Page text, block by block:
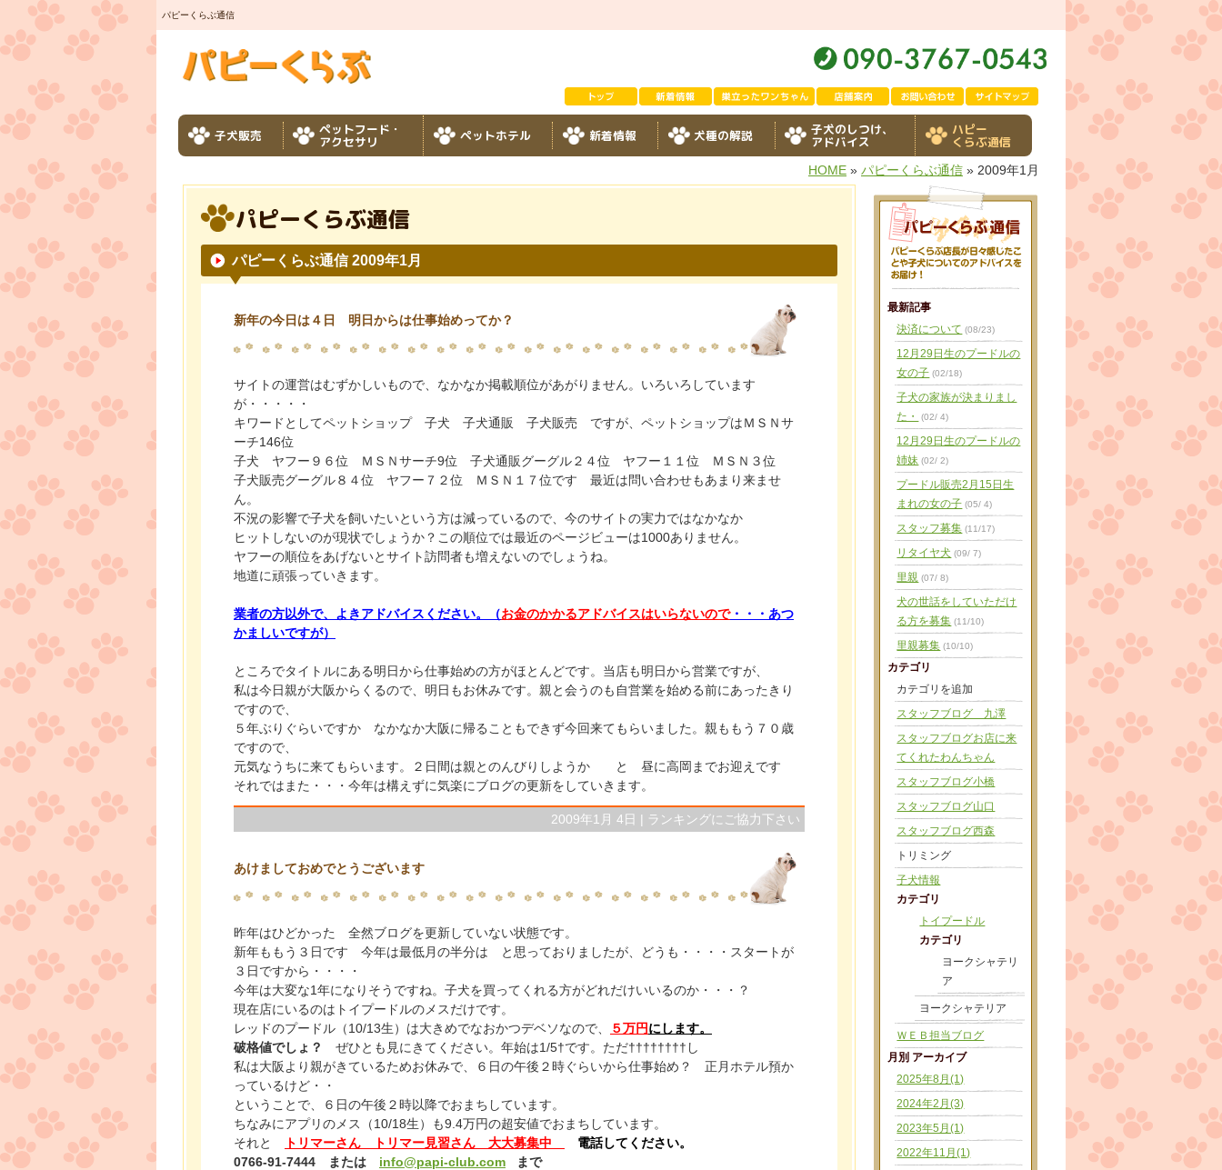
パピーくらぶ通信
子犬販売 ペットフード・
アクセサリ ペットホテル 新着情報 犬種の解説 子犬のしつけ、
アドバイス
ハピー
くらぶ通信
HOME » パピーくらぶ通信 » 2009年1月
パピーくらぶ通信
パピーくらぶ通信 2009年1月
新年の今日は４日 明日からは仕事始めってか？
サイトの運営はむずかしいもので、なかなか掲載順位があがりません。いろいろしています
が・・・・・
キワードとしてペットショップ 子犬 子犬通販 子犬販売 ですが、ペットショップはＭＳＮサ
ーチ146位
子犬 ヤフー９６位 ＭＳＮサーチ9位 子犬通販グーグル２４位 ヤフー１１位 ＭＳＮ３位
子犬販売グーグル８４位 ヤフー７２位 ＭＳＮ１７位です 最近は問い合わせもあまり来ませ
ん。
不況の影響で子犬を飼いたいという方は減っているので、今のサイトの実力ではなかなか
ヒットしないのが現状でしょうか？この順位では最近のページビューは1000ありません。
ヤフーの順位をあげないとサイト訪問者も増えないのでしょうね。
地道に頑張っていきます。
業者の方以外で、よきアドバイスください。（お金のかかるアドバイスはいらないので・・・あつ
かましいですが）
ところでタイトルにある明日から仕事始めの方がほとんどです。当店も明日から営業ですが、
私は今日親が大阪からくるので、明日もお休みです。親と会うのも自営業を始める前にあったきり
ですので、
５年ぶりぐらいですか なかなか大阪に帰ることもできず今回来てもらいました。親ももう７０歳
ですので、
元気なうちに来てもらいます。２日間は親とのんびりしようか と 昼に高岡までお迎えです
それではまた・・・今年は構えずに気楽にブログの更新をしていきます。
2009年1月 4日 | ランキングにご協力下さい
あけましておめでとうございます
昨年はひどかった 全然ブログを更新していない状態です。
新年ももう３日です 今年は最低月の半分は と思っておりましたが、どうも・・・・スタートが
３日ですから・・・・
今年は大変な1年になりそうですね。子犬を買ってくれる方がどれだけいいるのか・・・？
現在店にいるのはトイプードルのメスだけです。
レッドのプードル（10/13生）は大きめでなおかつデベソなので、
５万円にします。
破格値でしょ？ ぜひとも見にきてください。年始は1/5†です。ただ††††††††し
私は大阪より親がきているためお休みで、６日の午後２時ぐらいから仕事始め？ 正月ホテル預か
っているけど・・
ということで、６日の午後２時以降でおまちしています。
ちなみにアプリのメス（10/18生）も9.4万円の超安値でおまちしています。
それと
トリマーさん トリマー見習さん 大大募集中
電話してください。
0766-91-7444 または info@papi-club.com まで
最新記事
決済について (08/23)
12月29日生のプードルの
女の子 (02/18)
子犬の家族が決まりまし
た・
(02/ 4)
12月29日生のプードルの
姉妹 (02/ 2)
プードル販売2月15日生
まれの女の子 (05/ 4)
スタッフ募集 (11/17)
リタイヤ犬 (09/ 7)
里親 (07/ 8)
犬の世話をしていただけ
る方を募集 (11/10)
里親募集 (10/10)
カテゴリ
カテゴリを追加
スタッフブログ 九澤
スタッフブログお店に来
てくれたわんちゃん
スタッフブログ小橋
スタッフブログ山口
スタッフブログ西森
トリミング
子犬情報
カテゴリ
トイプードル
カテゴリ
ヨークシャテリ
ア
ヨークシャテリア
ＷＥＢ担当ブログ
月別 アーカイブ
2025年8月(1)
2024年2月(3)
2023年5月(1)
2022年11月(1)